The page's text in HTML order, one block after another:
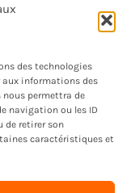
des technologies
aux informations des
nous permettra de
navigation ou les ID
de retirer son
caractéristiques et